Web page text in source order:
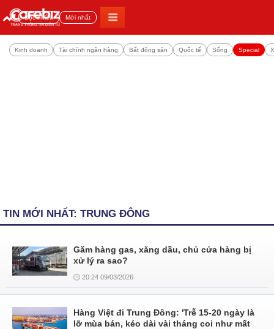
Đọc nhiều Mới nhất
Kinh doanh Tài chính ngân hàng Bất động sản Quốc tế Sống Special
TIN MỚI NHẤT: TRUNG ĐÔNG
Găm hàng gas, xăng dầu, chủ cửa hàng bị
xử lý ra sao?
20:24 09/03/2026
Hàng Việt đi Trung Đông: 'Trễ 15-20 ngày là
lỡ mùa bán, kéo dài vài tháng coi như mất